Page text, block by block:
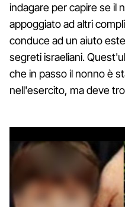
indagare per capire se il
appoggiato ad altri
conduce ad un aiuto
segreti israeliani.
che in passo il nonno è
nell'esercito, ma deve